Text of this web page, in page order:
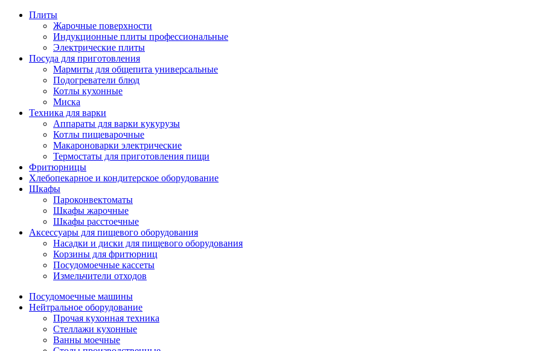
Плиты
Жарочные поверхности
Индукционные плиты профессиональные
Электрические плиты
Посуда для приготовления
Мармиты для общепита универсальные
Подогреватели блюд
Котлы кухонные
Миска
Техника для варки
Аппараты для варки кукурузы
Котлы пищеварочные
Макароноварки электрические
Термостаты для приготовления пищи
Фритюрницы
Хлебопекарное и кондитерское оборудование
Шкафы
Пароконвектоматы
Шкафы жарочные
Шкафы расстоечные
Аксессуары для пищевого оборудования
Насадки и диски для пищевого оборудования
Корзины для фритюрниц
Посудомоечные кассеты
Измельчители отходов
Посудомоечные машины
Нейтральное оборудование
Прочая кухонная техника
Стеллажи кухонные
Ванны моечные